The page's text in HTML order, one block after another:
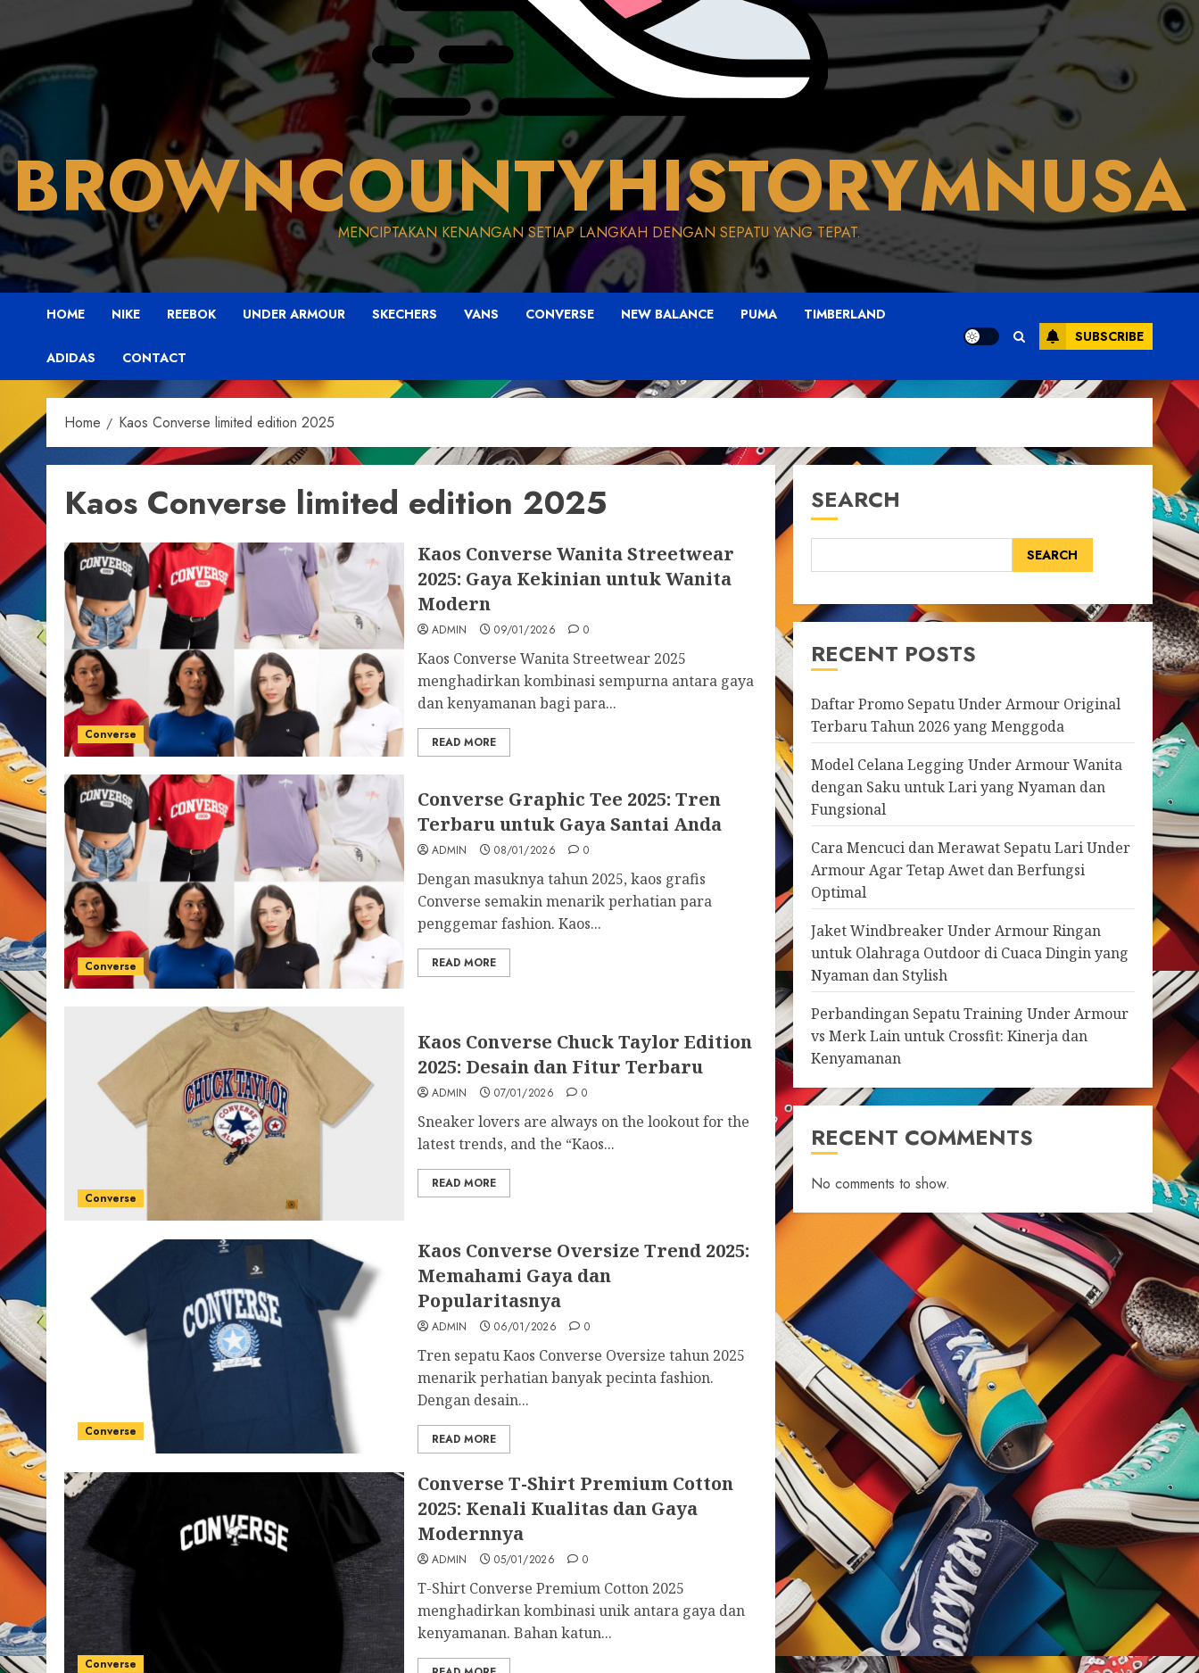
BROWNCOUNTYHISTORYMNUSA
MENCIPTAKAN KENANGAN SETIAP LANGKAH DENGAN SEPATU YANG TEPAT.
HOME NIKE REEBOK UNDER ARMOUR SKECHERS VANS CONVERSE NEW BALANCE PUMA TIMBERLAND
ADIDAS CONTACT
SUBSCRIBE
Home Kaos Converse limited edition 2025
Kaos Converse limited edition 2025
Converse
Kaos Converse Wanita Streetwear
2025: Gaya Kekinian untuk Wanita
Modern
ADMIN 09/01/2026 0
Kaos Converse Wanita Streetwear 2025
menghadirkan kombinasi sempurna antara gaya
dan kenyamanan bagi para...
READ MORE
Converse
Converse Graphic Tee 2025: Tren
Terbaru untuk Gaya Santai Anda
ADMIN 08/01/2026 0
Dengan masuknya tahun 2025, kaos grafis
Converse semakin menarik perhatian para
penggemar fashion. Kaos...
READ MORE
Converse
Kaos Converse Chuck Taylor Edition
2025: Desain dan Fitur Terbaru
ADMIN 07/01/2026 0
Sneaker lovers are always on the lookout for the
latest trends, and the “Kaos...
READ MORE
Converse
Kaos Converse Oversize Trend 2025:
Memahami Gaya dan
Popularitasnya
ADMIN 06/01/2026 0
Tren sepatu Kaos Converse Oversize tahun 2025
menarik perhatian banyak pecinta fashion.
Dengan desain...
READ MORE
Converse
Converse T-Shirt Premium Cotton
2025: Kenali Kualitas dan Gaya
Modernnya
ADMIN 05/01/2026 0
T-Shirt Converse Premium Cotton 2025
menghadirkan kombinasi unik antara gaya dan
kenyamanan. Bahan katun...
SEARCH
SEARCH
RECENT POSTS
Daftar Promo Sepatu Under Armour Original
Terbaru Tahun 2026 yang Menggoda
Model Celana Legging Under Armour Wanita
dengan Saku untuk Lari yang Nyaman dan
Fungsional
Cara Mencuci dan Merawat Sepatu Lari Under
Armour Agar Tetap Awet dan Berfungsi
Optimal
Jaket Windbreaker Under Armour Ringan
untuk Olahraga Outdoor di Cuaca Dingin yang
Nyaman dan Stylish
Perbandingan Sepatu Training Under Armour
vs Merk Lain untuk Crossfit: Kinerja dan
Kenyamanan
RECENT COMMENTS
No comments to show.